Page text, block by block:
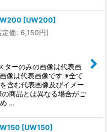
[UW200]
定価: 6,150円]
ターのみの画像は代表画
像は代表画像です ※全て
含む代表画像及びイメー
商品とは異なる場合がご
…
[UW150]